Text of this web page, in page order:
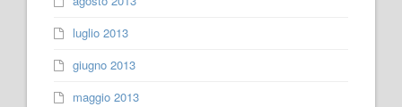
luglio 2013
giugno 2013
maggio 2013